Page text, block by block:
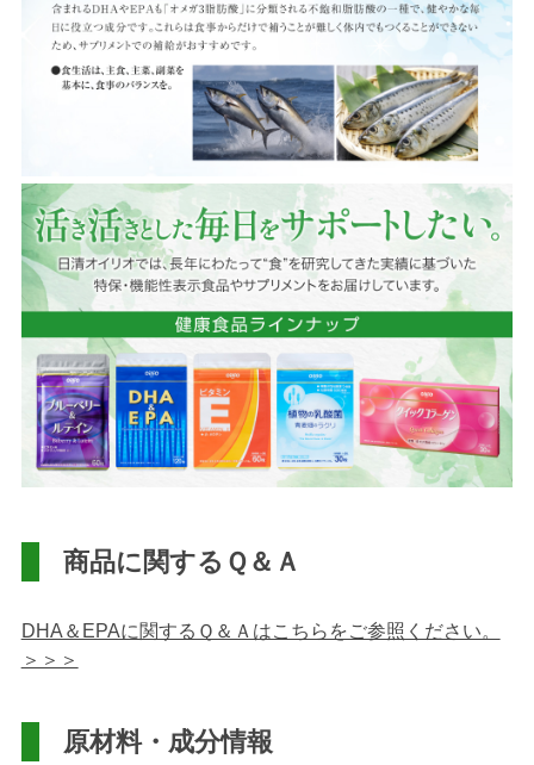
商品に関するＱ＆Ａ
DHA＆EPAに関するＱ＆Ａはこちらをご参照ください。
＞＞＞
原材料・成分情報